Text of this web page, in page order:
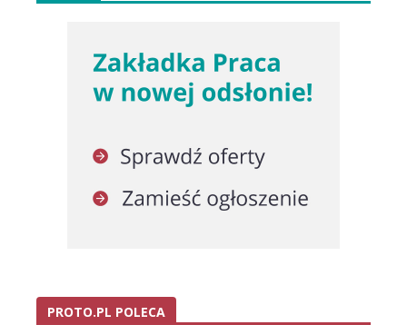
PROTO.PL POLECA